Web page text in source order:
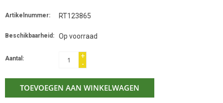
Artikelnummer: RT123865
Beschikbaarheid: Op voorraad
Aantal:
+
-
TOEVOEGEN AAN WINKELWAGEN